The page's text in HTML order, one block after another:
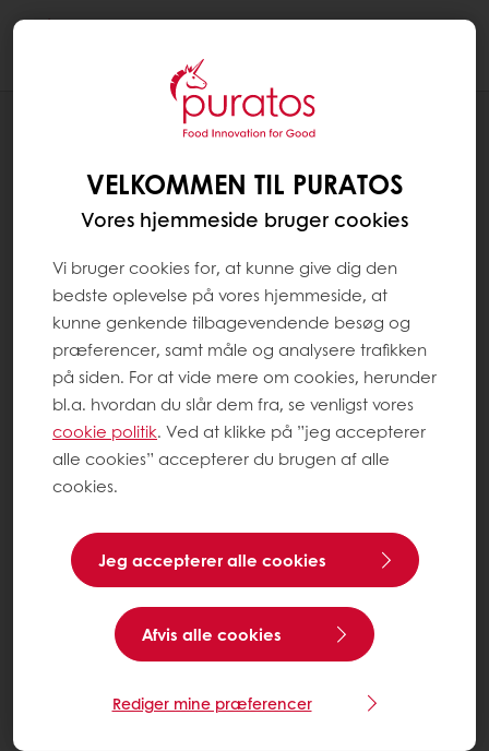
VELKOMMEN TIL PURATOS
Vores hjemmeside bruger cookies
Vi bruger cookies for, at kunne give dig den
bedste oplevelse på vores hjemmeside, at
kunne genkende tilbagevendende besøg og
præferencer, samt måle og analysere trafikken
på siden. For at vide mere om cookies, herunder
bl.a. hvordan du slår dem fra, se venligst vores
cookie politik. Ved at klikke på ”jeg accepterer
alle cookies” accepterer du brugen af alle
cookies.
Jeg accepterer alle cookies
Afvis alle cookies
Rediger mine præferencer